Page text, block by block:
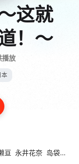
这就
！～
放
本
亘 永井花奈 岛袋宽子